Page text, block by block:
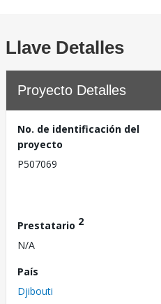
Llave Detalles
Proyecto Detalles
No. de identificación del
proyecto
P507069
Prestatario 2
N/A
País
Djibouti